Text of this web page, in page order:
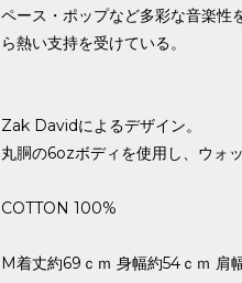
ペース・ポップなど多彩な音楽性
ら熱い支持を受けている。
Zak Davidによるデザイン。
丸胴の6ozボディを使用し、ウォ
COTTON 100%
M着丈約69ｃｍ 身幅約54ｃｍ 肩